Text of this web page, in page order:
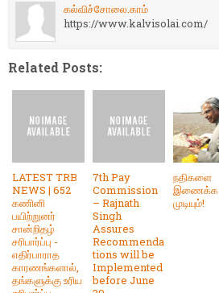
கல்விச்சோலை.காம்
https://www.kalvisolai.com/
Related Posts:
LATEST TRB
NEWS | 652
கணினி
பயிற்றுனர்
சான்றிதழ்
சரிபார்ப்பு -
எதிர்பாராத
காரணங்களால்,
தங்களுக்கு உரிய
7th Pay
Commission
– Rajnath
Singh
Assures
Recommenda
tions will be
Implemented
before June
நதிகளை
இணைக்க
முடியும்!